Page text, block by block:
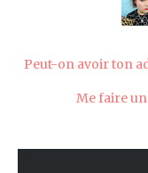
Peut-on avoir ton
Me faire